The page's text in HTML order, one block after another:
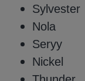
Sylvester
Nola
Seryy
Nickel